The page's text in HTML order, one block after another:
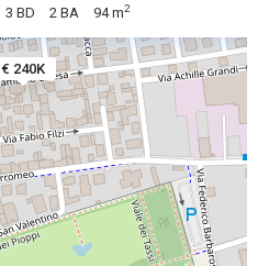
€ 240K
3 BD 2 BA 94 m2